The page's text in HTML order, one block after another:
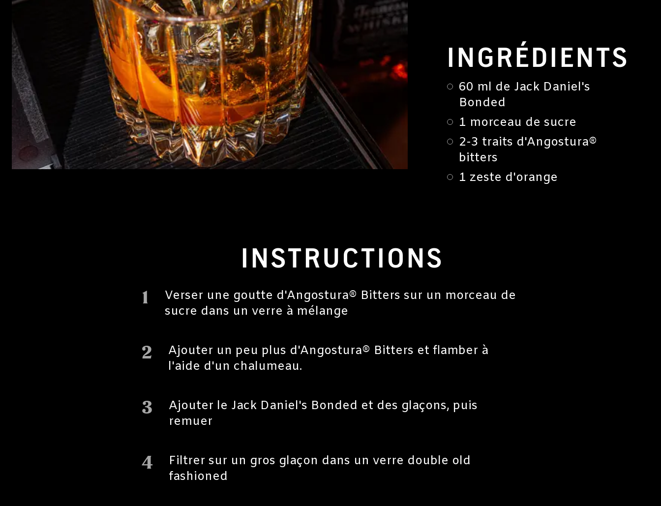
INGRÉDIENTS
60 ml de Jack Daniel's
Bonded
1 morceau de sucre
2-3 traits d'Angostura®
bitters
1 zeste d'orange
INSTRUCTIONS
1
Verser une goutte d'Angostura® Bitters sur un morceau de
sucre dans un verre à mélange
2
Ajouter un peu plus d'Angostura® Bitters et flamber à
l'aide d'un chalumeau.
3
Ajouter le Jack Daniel's Bonded et des glaçons, puis
remuer
4
Filtrer sur un gros glaçon dans un verre double old
fashioned